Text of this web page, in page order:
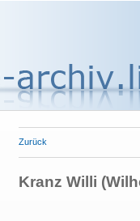
Zurück
Kranz Willi